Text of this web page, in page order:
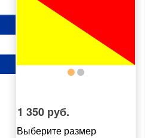
1 350 руб.
Выберите размер